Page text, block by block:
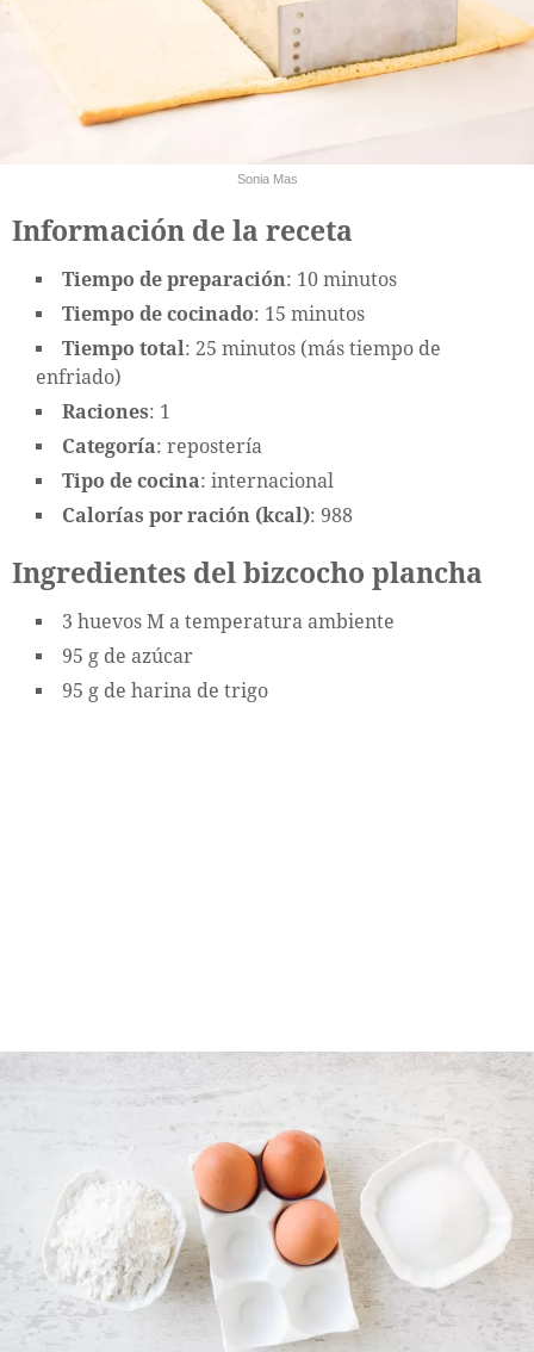
Sonia Mas
Información de la receta
Tiempo de preparación: 10 minutos
Tiempo de cocinado: 15 minutos
Tiempo total: 25 minutos (más tiempo de
enfriado)
Raciones: 1
Categoría: repostería
Tipo de cocina: internacional
Calorías por ración (kcal): 988
Ingredientes del bizcocho plancha
3 huevos M a temperatura ambiente
95 g de azúcar
95 g de harina de trigo